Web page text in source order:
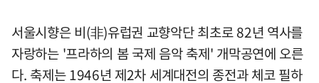
서울시향은 비(非)유럽권 교향악단 최초로 82년 역사를
자랑하는 '프라하의 봄 국제 음악 축제' 개막공연에 오른
다. 축제는 1946년 제2차 세계대전의 종전과 체코 필하